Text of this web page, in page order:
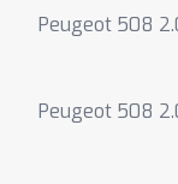
Peugeot 508
Peugeot 508